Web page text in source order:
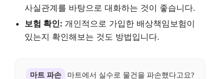
사실관계를 바탕으로 대화하는 것이 좋습니다.
보험 확인: 개인적으로 가입한 배상책임보험이
있는지 확인해보는 것도 방법입니다.
마트 파손
마트에서 실수로 물건을 파손했다고요?